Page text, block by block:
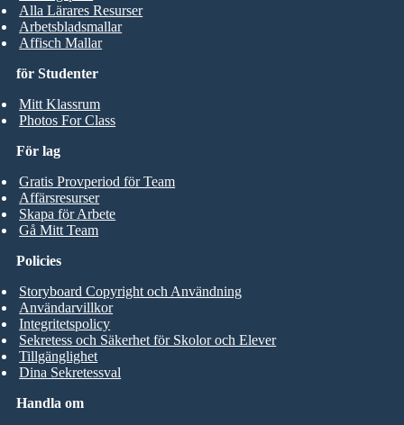
för Studenter
Mitt Klassrum
Photos For Class
Alla Lärares Resurser
Arbetsbladsmallar
Affisch Mallar
För lag
Gratis Provperiod för Team
Affärsresurser
Skapa för Arbete
Gå Mitt Team
Handla om
Policies
Storyboard Copyright och Användning
Användarvillkor
Integritetspolicy
Sekretess och Säkerhet för Skolor och Elever
Tillgänglighet
Dina Sekretessval